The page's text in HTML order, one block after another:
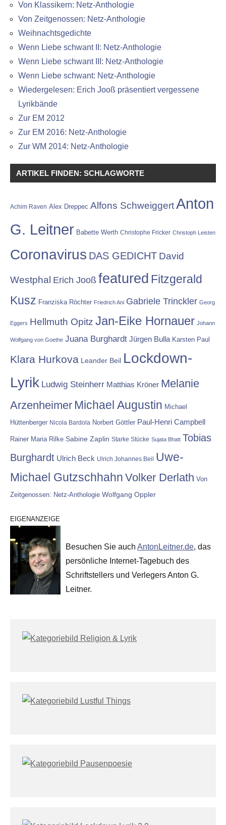
Von Klassikern: Netz-Anthologie
Von Zeitgenossen: Netz-Anthologie
Weihnachtsgedichte
Wenn Liebe schwant II: Netz-Anthologie
Wenn Liebe schwant III: Netz-Anthologie
Wenn Liebe schwant: Netz-Anthologie
Wiedergelesen: Erich Jooß präsentiert vergessene
Lyrikbände
Zur EM 2012
Zur EM 2016: Netz-Anthologie
Zur WM 2014: Netz-Anthologie
ARTIKEL FINDEN: SCHLAGWORTE
Achim Raven Alex Dreppec Alfons SchweiggertAnton
G. Leitner Babette Werth Christophe Fricker Christoph Leisten
Coronavirus DAS GEDICHT David
Westphal Erich Jooß featured Fitzgerald
Kusz Franziska Röchter Friedrich Ani Gabriele Trinckler Georg
Eggers Hellmuth Opitz Jan-Eike Hornauer Johann
Wolfgang von Goethe Juana Burghardt Jürgen Bulla Karsten Paul
Klara Hurkova Leander Beil Lockdown-
Lyrik Ludwig Steinherr Matthias Kröner Melanie
Arzenheimer Michael Augustin Michael
Hüttenberger Nicola Bardola Norbert Göttler Paul-Henri Campbell
Rainer Maria Rilke Sabine Zaplin Starke Stücke Sujata Bhatt Tobias
Burghardt Ulrich Beck Ulrich Johannes Beil
Uwe-
Michael Gutzschhahn Volker Derlath Von
Zeitgenossen: Netz-Anthologie Wolfgang Oppler
EIGENANZEIGE
Besuchen Sie auch AntonLeitner.de, das
persönliche Internet-Tagebuch des
Schriftstellers und Verlegers Anton G.
Leitner.